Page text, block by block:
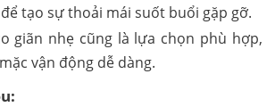
tạo sự thoải mái suốt buổi gặp gỡ.
giãn nhẹ cũng là lựa chọn phù hợp,
vận động dễ dàng.